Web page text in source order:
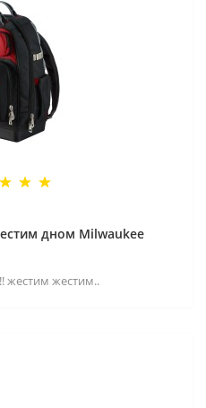
дном Milwaukee
жестим..